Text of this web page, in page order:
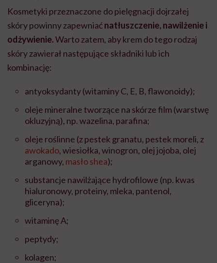
Kosmetyki przeznaczone do pielęgnacji dojrzałej
skóry powinny zapewniaćnatłuszczenie, nawilżenie i
odżywienie.Warto zatem, aby krem do tego rodzaj
skóry zawierał następujące składniki lub ich
kombinację:
antyoksydanty (witaminy C, E, B, flawonoidy);
oleje mineralne tworzące na skórze film (warstwę
okluzyjną), np. wazelina, parafina;
oleje roślinne (z pestek granatu, pestek moreli, z
awokado, wiesiołka, winogron, olej jojoba, olej
arganowy, masło shea);
substancje nawilżające hydrofilowe (np. kwas
hialuronowy, proteiny, mleka, pantenol,
gliceryna);
witaminę A;
peptydy;
kolagen;